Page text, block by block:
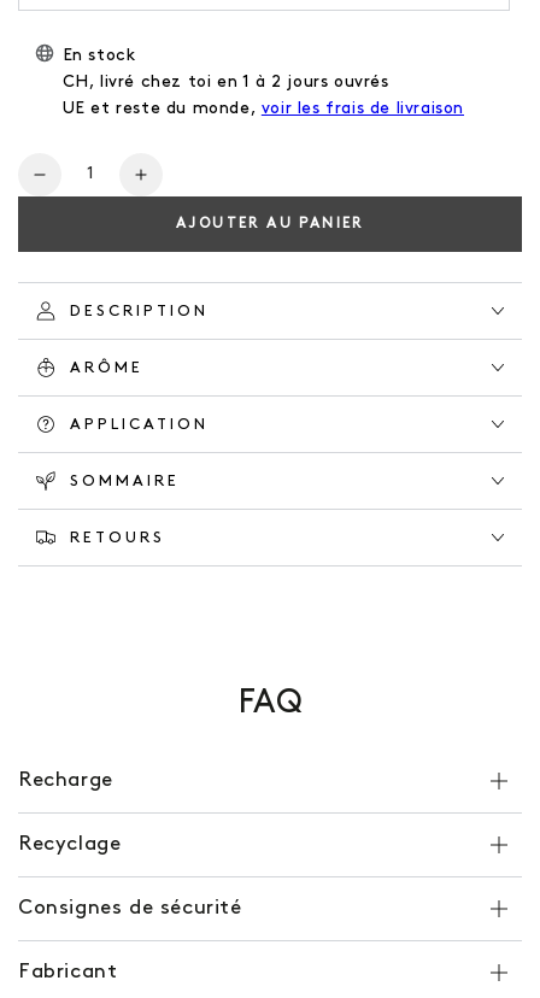
En stock
CH, livré chez toi en 1 à 2 jours ouvrés
UE et reste du monde, voir les frais de livraison
Nombre
Réduire
CRÈME
POUR
LES
MAINS
BLOOM
Augmentez
quantité
CRÈME
POUR
LES
BLOOM
AJOUTER AU PANIER
DESCRIPTION
ARÔME
APPLICATION
SOMMAIRE
RETOURS
FAQ
Recharge
Recyclage
Consignes de sécurité
Fabricant